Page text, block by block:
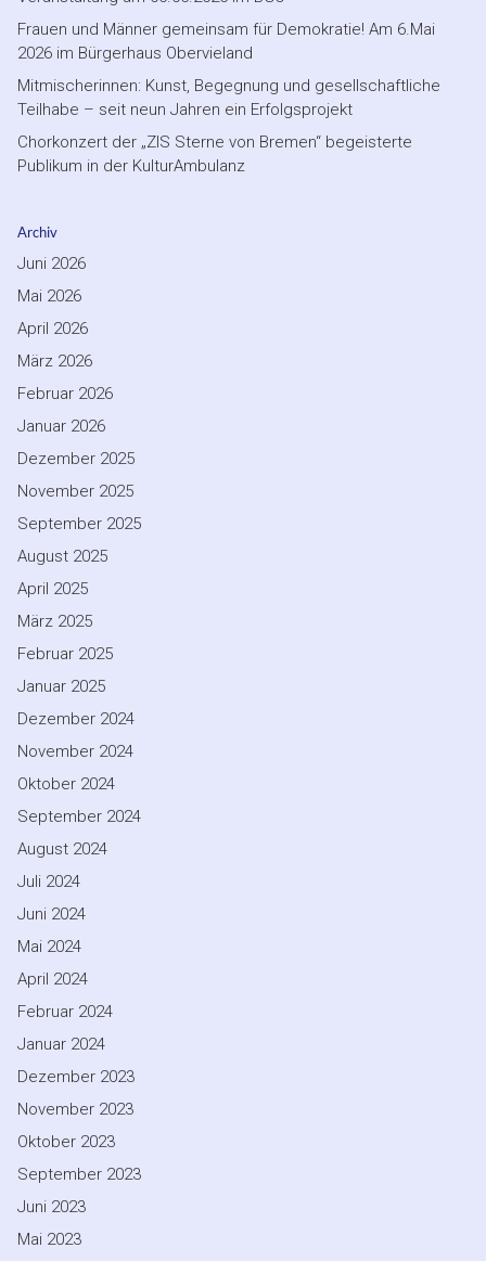
Frauen und Männer gemeinsam für Demokratie! Am 6.Mai
2026 im Bürgerhaus Obervieland
Mitmischerinnen: Kunst, Begegnung und gesellschaftliche
Teilhabe – seit neun Jahren ein Erfolgsprojekt
Chorkonzert der „ZIS Sterne von Bremen“ begeisterte
Publikum in der KulturAmbulanz
Archiv
Juni 2026
Mai 2026
April 2026
März 2026
Februar 2026
Januar 2026
Dezember 2025
November 2025
September 2025
August 2025
April 2025
März 2025
Februar 2025
Januar 2025
Dezember 2024
November 2024
Oktober 2024
September 2024
August 2024
Juli 2024
Juni 2024
Mai 2024
April 2024
Februar 2024
Januar 2024
Dezember 2023
November 2023
Oktober 2023
September 2023
Juni 2023
Mai 2023